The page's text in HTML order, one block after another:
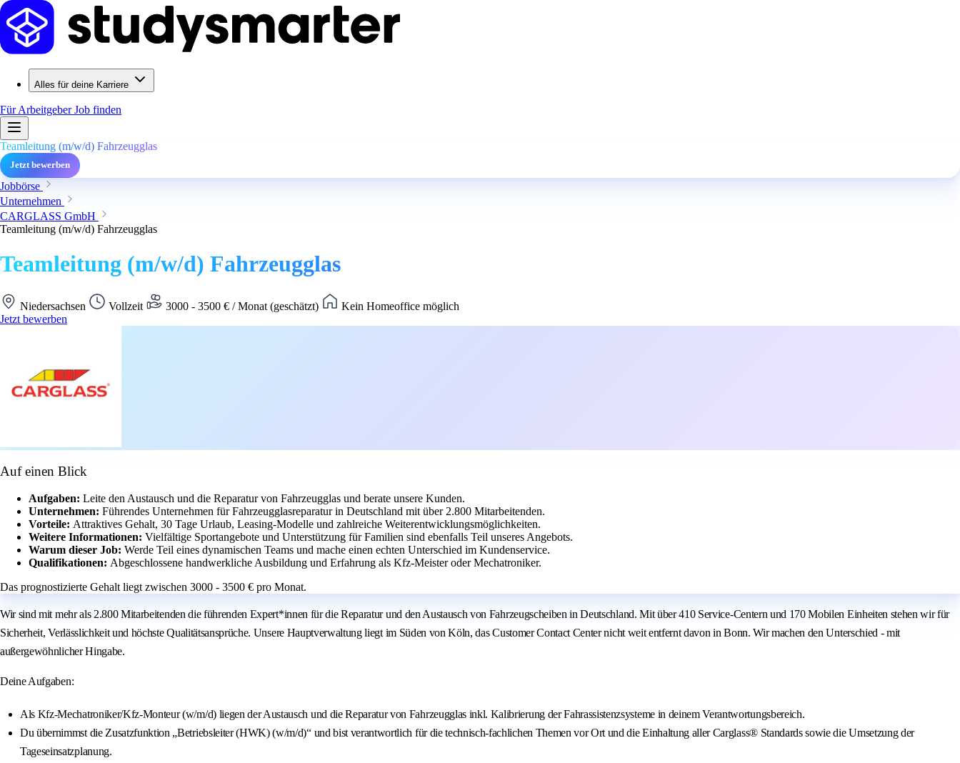
Alles für deine Karriere
Für ArbeitgeberJob finden
Teamleitung (m/w/d) Fahrzeugglas
Jetzt bewerben
Jobbörse
Unternehmen
CARGLASS GmbH
Teamleitung (m/w/d) Fahrzeugglas
Teamleitung (m/w/d) Fahrzeugglas
Niedersachsen Vollzeit 3000 - 3500 € / Monat (geschätzt)
Kein Homeoffice möglich
Jetzt bewerben
Auf einen Blick
Aufgaben: Leite den Austausch und die Reparatur von Fahrzeugglas und berate unsere Kunden.
Unternehmen: Führendes Unternehmen für Fahrzeugglasreparatur in Deutschland mit über 2.800 Mitarbeitenden.
Vorteile: Attraktives Gehalt, 30 Tage Urlaub, Leasing-Modelle und zahlreiche Weiterentwicklungsmöglichkeiten.
Weitere Informationen: Vielfältige Sportangebote und Unterstützung für Familien sind ebenfalls Teil unseres Angebots.
Warum dieser Job: Werde Teil eines dynamischen Teams und mache einen echten Unterschied im Kundenservice.
Qualifikationen: Abgeschlossene handwerkliche Ausbildung und Erfahrung als Kfz-Meister oder Mechatroniker.
Das prognostizierte Gehalt liegt zwischen 3000 - 3500 € pro Monat.
Wir sind mit mehr als 2.800 Mitarbeitenden die führenden Expert*innen für die Reparatur und den Austausch von Fahrzeugscheiben in Deutschland. Mit über 410 Service-Centern und 170 Mobilen Einheiten stehen wir für
Sicherheit, Verlässlichkeit und höchste Qualitätsansprüche. Unsere Hauptverwaltung liegt im Süden von Köln, das Customer Contact Center nicht weit entfernt davon in Bonn. Wir machen den Unterschied - mit
außergewöhnlicher Hingabe.
Deine Aufgaben:
Als Kfz-Mechatroniker/Kfz-Monteur (w/m/d) liegen der Austausch und die Reparatur von Fahrzeugglas inkl. Kalibrierung der Fahrassistenzsysteme in deinem Verantwortungsbereich.
Du übernimmst die Zusatzfunktion „Betriebsleiter (HWK) (w/m/d)“ und bist verantwortlich für die technisch-fachlichen Themen vor Ort und die Einhaltung aller Carglass® Standards sowie die Umsetzung der
Tageseinsatzplanung.